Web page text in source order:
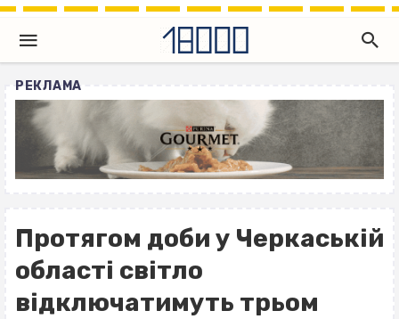
РЕКЛАМА
Протягом доби у Черкаській
області світло
відключатимуть трьом